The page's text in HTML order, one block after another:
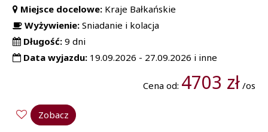
Miejsce docelowe: Kraje Bałkańskie
Wyżywienie: Sniadanie i kolacja
Długość:9 dni
Data wyjazdu: 19.09.2026 - 27.09.2026 i inne
Cena od: 4703 zł/os
Zobacz